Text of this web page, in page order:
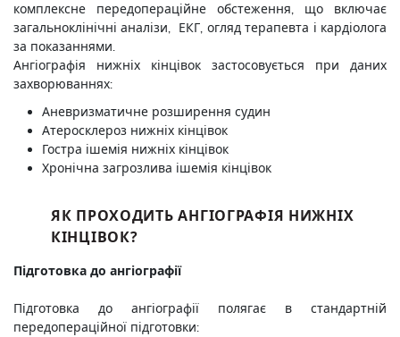
комплексне передопераційне обстеження, що включає
загальноклінічні аналізи, ЕКГ, огляд терапевта і кардіолога
за показаннями.
Ангіографія нижніх кінцівок застосовується при даних
захворюваннях:
Аневризматичне розширення судин
Атеросклероз нижніх кінцівок
Гостра ішемія нижніх кінцівок
Хронічна загрозлива ішемія кінцівок
ЯК ПРОХОДИТЬ АНГІОГРАФІЯ НИЖНІХ
КІНЦІВОК?
Підготовка до ангіографії
Підготовка до ангіографії полягає в стандартній
передопераційної підготовки: